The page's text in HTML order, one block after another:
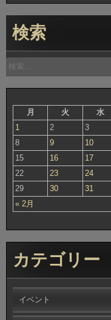
検索
検
索:
月
火 水
« 2月
1 2 3
8
9 10
15
16 17
22
23 24
29
30 31
カテゴリー
イベント